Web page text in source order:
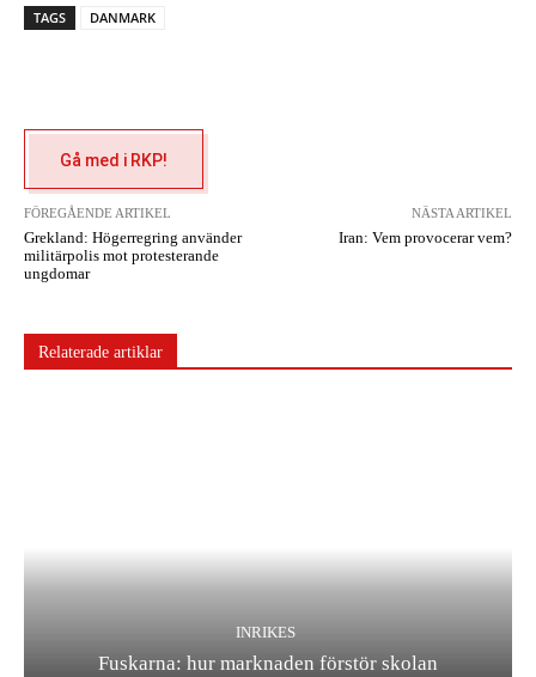
TAGS DANMARK
Gå med i RKP!
FÖREGÅENDE ARTIKEL
Grekland: Högerregring använder
militärpolis mot protesterande
ungdomar
NÄSTA ARTIKEL
Iran: Vem provocerar vem?
Relaterade artiklar
INRIKES
Fuskarna: hur marknaden förstör skolan